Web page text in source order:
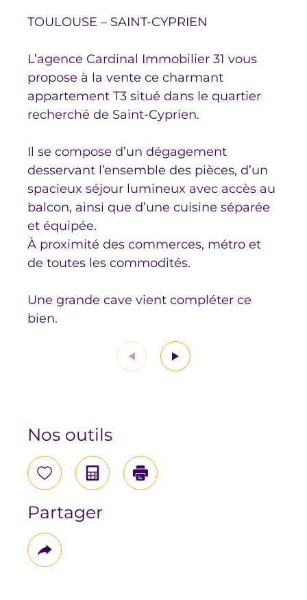
TOULOUSE – SAINT-CYPRIEN
L’agence Cardinal Immobilier 31 vous
propose à la vente ce charmant
appartement T3 situé dans le quartier
recherché de Saint-Cyprien.
Il se compose d’un dégagement
desservant l’ensemble des pièces, d’un
spacieux séjour lumineux avec accès au
balcon, ainsi que d’une cuisine séparée
et équipée.
À proximité des commerces, métro et
de toutes les commodités.
Une grande cave vient compléter ce
bien.
Nos outils
SélectionnerCalculatriceImprimer
Partager
Plus
de